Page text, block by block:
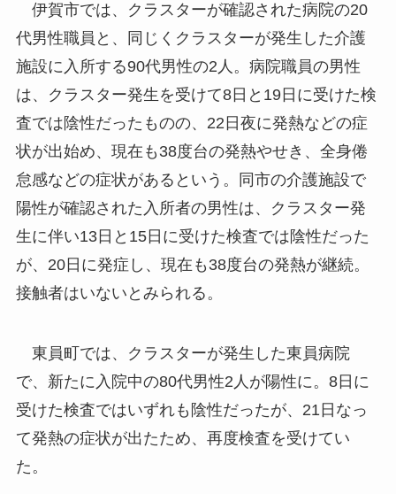
伊賀市では、クラスターが確認された病院の20
代男性職員と、同じくクラスターが発生した介護
施設に入所する90代男性の2人。病院職員の男性
は、クラスター発生を受けて8日と19日に受けた検
査では陰性だったものの、22日夜に発熱などの症
状が出始め、現在も38度台の発熱やせき、全身倦
怠感などの症状があるという。同市の介護施設で
陽性が確認された入所者の男性は、クラスター発
生に伴い13日と15日に受けた検査では陰性だった
が、20日に発症し、現在も38度台の発熱が継続。
接触者はいないとみられる。
東員町では、クラスターが発生した東員病院
で、新たに入院中の80代男性2人が陽性に。8日に
受けた検査ではいずれも陰性だったが、21日なっ
て発熱の症状が出たため、再度検査を受けてい
た。